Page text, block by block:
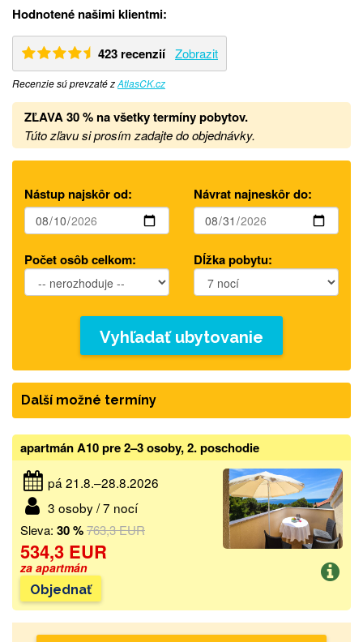
Hodnotené našimi klientmi:
423 recenzií Zobrazit
Recenzie sú prevzaté zAtlasCK.cz
ZĽAVA 30 % navšetky termíny pobytov.
Túto zľavu si prosím zadajte do objednávky.
Nástup najskôr od: Návrat najneskôr do:
Počet osôb celkom: Dĺžka pobytu:
Vyhľadať ubytovanie
Další možné termíny
apartmán A10 pre 2–3 osoby, 2. poschodie
pá 21.8.–28.8.2026
3 osoby / 7 nocí
Sleva: 30 %763,3 EUR
534,3 EUR
za apartmán
Objednať